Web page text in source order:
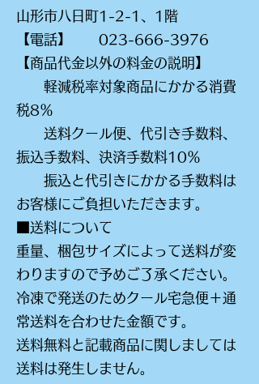
山形市八日町1-2-1、1階
【電話】
023-666-3976
【商品代金以外の料金の説明】
軽減税率対象商品にかかる消費
税8％
送料クール便、代引き手数料、
振込手数料、決済手数料10％
振込と代引きにかかる手数料は
お客様にご負担いただきます。
​■送料について
重量、梱包サイズによって送料が変
わりますので予めご了承ください。
冷凍で発送のためクール宅急便＋通
常送料を合わせた金額です。
送料無料と記載商品に関しましては
送料は発生しません。